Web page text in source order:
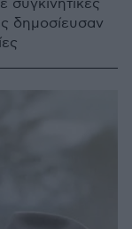
συγκινητικές
δημοσίευσαν